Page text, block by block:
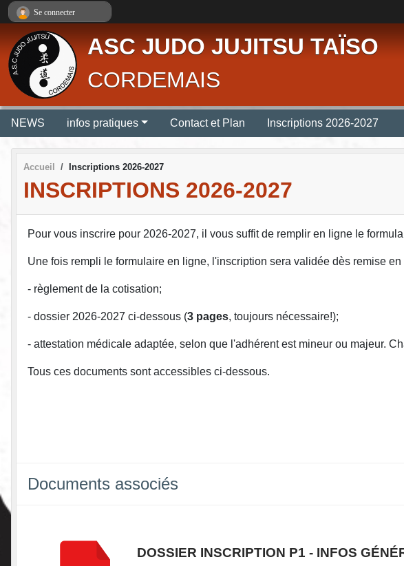
ASC JUDO JUJITSU TAÏSO
CORDEMAIS
NEWS infos pratiques Contact et Plan Inscriptions 2026-2027
Accueil Inscriptions 2026-2027
INSCRIPTIONS 2026-2027
Pour vous inscrire pour 2026-2027, il vous suffit de remplir en ligne le
Une fois rempli le formulaire en ligne, l'inscription sera validée dès remise
- règlement de la cotisation;
- dossier 2026-2027 ci-dessous (3 pages, toujours nécessaire!);
- attestation médicale adaptée, selon que l'adhérent est mineur ou majeur.
Tous ces documents sont accessibles ci-dessous.
Documents associés
DOSSIER INSCRIPTION P1 - INFOS
Se connecter
Panneau de gestion des cookies